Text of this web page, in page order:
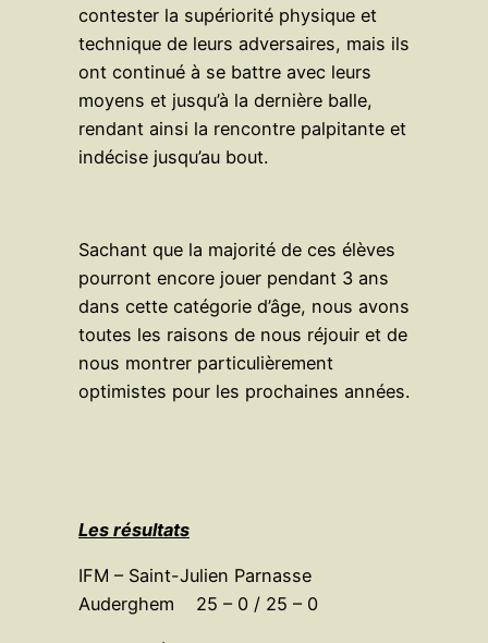
contester la supériorité physique et
technique de leurs adversaires, mais ils
ont continué à se battre avec leurs
moyens et jusqu’à la dernière balle,
rendant ainsi la rencontre palpitante et
indécise jusqu’au bout.
Sachant que la majorité de ces élèves
pourront encore jouer pendant 3 ans
dans cette catégorie d’âge, nous avons
toutes les raisons de nous réjouir et de
nous montrer particulièrement
optimistes pour les prochaines années.
Les résultats
IFM – Saint-Julien Parnasse
Auderghem 25 – 0 / 25 – 0